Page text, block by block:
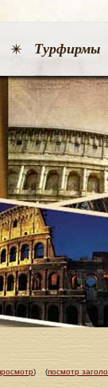
Турфирмы
) (посмотр